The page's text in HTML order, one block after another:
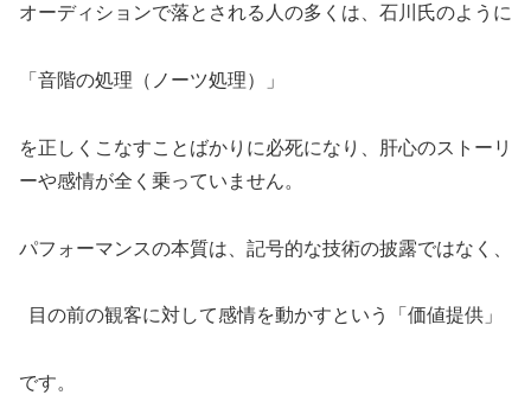
オーディションで落とされる人の多くは、石川氏のように
「音階の処理（ノーツ処理）」
を正しくこなすことばかりに必死になり、肝心のストーリ
ーや感情が全く乗っていません。
パフォーマンスの本質は、記号的な技術の披露ではなく、
目の前の観客に対して感情を動かすという「価値提供」
です。